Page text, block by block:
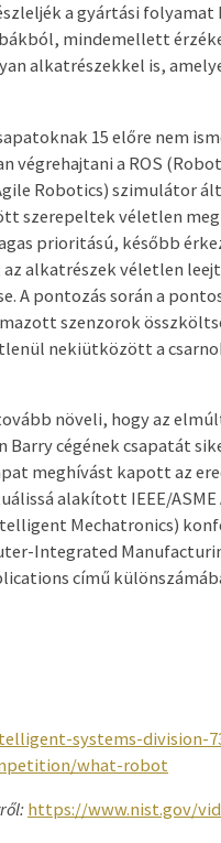
a gyártási
mindemellett
alkatrészekkel is,
15 előre nem
végrehajtani a ROS
Robotics) szimulátor
szerepeltek véletlen
prioritású, később
alkatrészek véletlen
A pontozás során a
szenzorok
nekiütközött a
növeli, hogy az
Barry cégének csapatát
meghívást kapott az
alakított IEEE/
Mechatronics)
Integrated
című
systems-division-
what-robot
https://www.nist.gov/